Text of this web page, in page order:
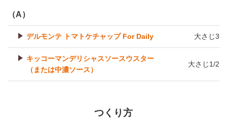
（A）
デルモンテ トマトケチャップ For Daily 大さじ3
キッコーマンデリシャスソースウスター
（または中濃ソース）
大さじ1/2
つくり方